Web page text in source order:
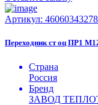
Артикул:
Переходник ст оц ПР1
Страна
Россия
Бренд
ЗАВОД